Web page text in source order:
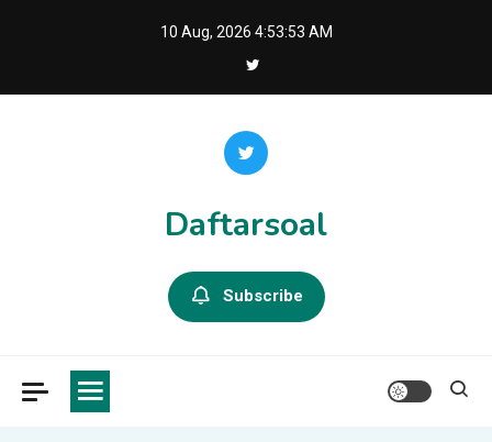
10 Aug, 2026 4:53:54 AM
Daftarsoal
Subscribe